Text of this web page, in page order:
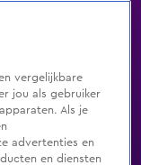
Genres
vergelijkbare
jou als gebruiker
Als je
advertenties en
en diensten